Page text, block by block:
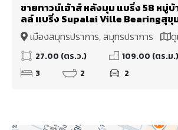
ขายทาวน์เฮ้าส์ หลังมุม แบริ่ง 58 หมู่
ลล์ แบริ่ง Supalai Ville Bearingสุขุ
อ่อนนุช สุวรรณภูมิ BTS สายสีเขียวแล
เหลือง ใกล้โรงเรียนเซนต์โยเซฟ โรงเ
และสนามบินสุวรรณภูมิ
เมืองสมุทรปราการ, สมุทรปราการ
27.00 (ตร.ว.)
109.00 (ตร.ม.)
3
2 2